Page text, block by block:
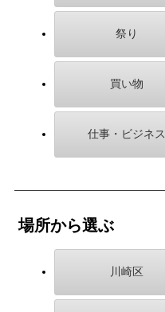
祭り
買い物
仕事・ビジネス
場所から選ぶ
川崎区